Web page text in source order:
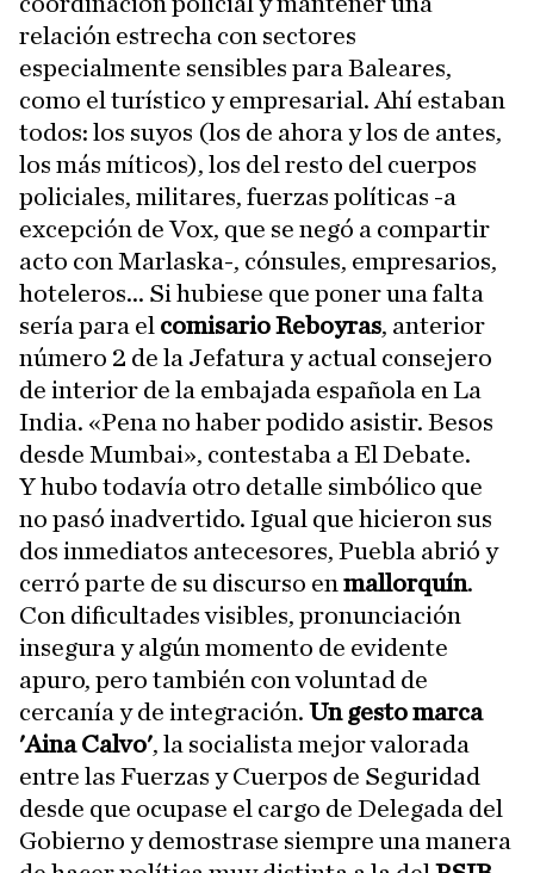
relación estrecha con sectores
especialmente sensibles para Baleares,
como el turístico y empresarial. Ahí estaban
todos: los suyos (los de ahora y los de antes,
los más míticos), los del resto del cuerpos
policiales, militares, fuerzas políticas -a
excepción de Vox, que se negó a compartir
acto con Marlaska-, cónsules, empresarios,
hoteleros... Si hubiese que poner una falta
sería para el comisario Reboyras, anterior
número 2 de la Jefatura y actual consejero
de interior de la embajada española en La
India. «Pena no haber podido asistir. Besos
desde Mumbai», contestaba a El Debate.
Y hubo todavía otro detalle simbólico que
no pasó inadvertido. Igual que hicieron sus
dos inmediatos antecesores, Puebla abrió y
cerró parte de su discurso en mallorquín.
Con dificultades visibles, pronunciación
insegura y algún momento de evidente
apuro, pero también con voluntad de
cercanía y de integración. Un gesto marca
'Aina Calvo', la socialista mejor valorada
entre las Fuerzas y Cuerpos de Seguridad
desde que ocupase el cargo de Delegada del
Gobierno y demostrase siempre una manera